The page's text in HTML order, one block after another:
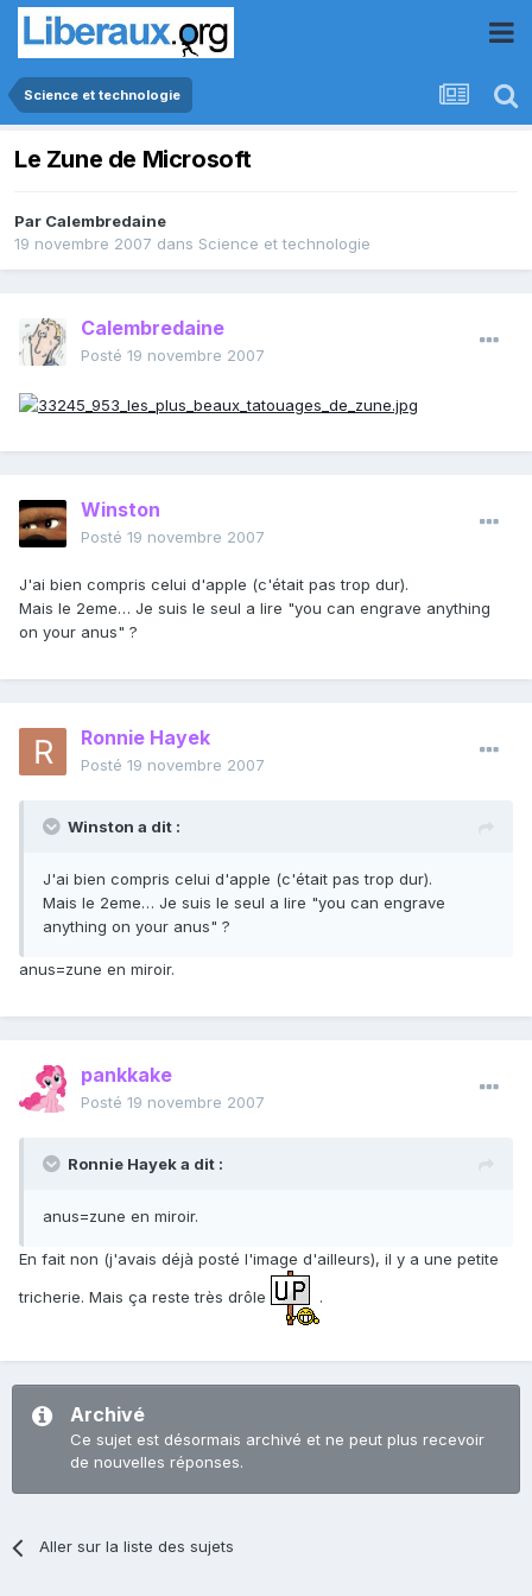
Science et technologie
Le Zune de Microsoft
Par Calembredaine
19 novembre 2007 dans Science et technologie
Calembredaine
Posté 19 novembre 2007
Winston
Posté 19 novembre 2007
J'ai bien compris celui d'apple (c'était pas trop dur).
Mais le 2eme… Je suis le seul a lire "you can engrave anything
on your anus" ?
Ronnie Hayek
Posté 19 novembre 2007
Winston a dit :
J'ai bien compris celui d'apple (c'était pas trop dur).
Mais le 2eme… Je suis le seul a lire "you can engrave
anything on your anus" ?
anus=zune en miroir.
pankkake
Posté 19 novembre 2007
Ronnie Hayek a dit :
anus=zune en miroir.
En fait non (j'avais déjà posté l'image d'ailleurs), il y a une petite
tricherie. Mais ça reste très drôle
.
Archivé
Ce sujet est désormais archivé et ne peut plus recevoir
de nouvelles réponses.
Aller sur la liste des sujets